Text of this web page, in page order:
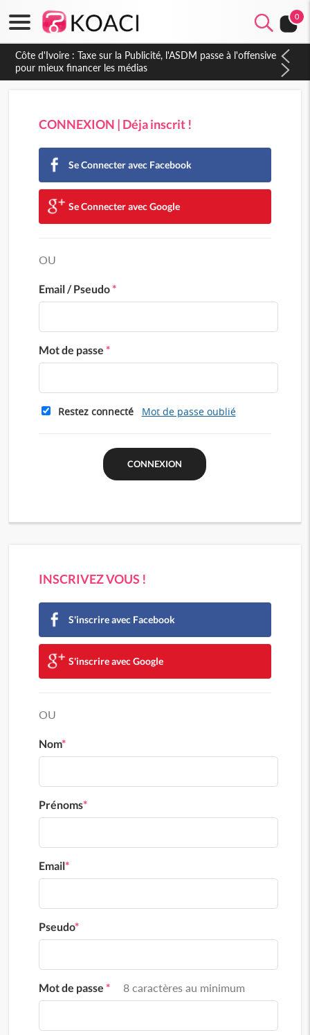
0
Côte d'Ivoire : Taxe sur la Publicité, l'ASDM passe à l'offensive
pour mieux financer les médias
CONNEXION | Déja inscrit !
Se Connecter avec Facebook
Se Connecter avec Google
OU
Email / Pseudo*
Mot de passe *
Restez connecté Mot de passe oublié
INSCRIVEZ VOUS !
S'inscrire avec Facebook
S'inscrire avec Google
OU
Nom*
Prénoms*
Email*
Pseudo*
Mot de passe * 8 caractères au minimum